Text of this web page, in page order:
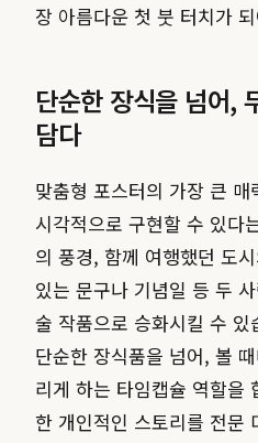
장 아름다운 첫 붓 터치가
단순한 장식을 넘어,
담다
맞춤형 포스터의 가장 큰
시각적으로 구현할 수 있다
의 풍경, 함께 여행했던 도
있는 문구나 기념일 등 두
술 작품으로 승화시킬 수
단순한 장식품을 넘어, 볼
리게 하는 타임캡슐 역할을
한 개인적인 스토리를 전문